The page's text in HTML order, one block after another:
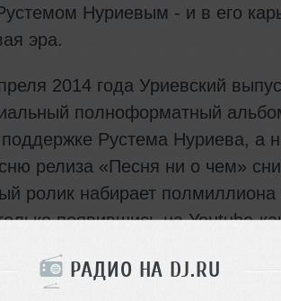
РАДИО НА DJ.RU
Нуриевым - и в его
эра.
2014 года Уриевский
полноформатный
Рустема Нуриева, а
релиза «Песня ни о чем»
ролик набирает полмиллиона
появившись на Youtube-
такому интересу со стороны
попадает в хит-парад канала